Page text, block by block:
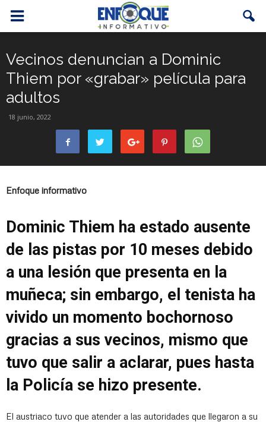
Vecinos denuncian a Dominic
Thiem por «grabar» película para
adultos
18 junio, 2022
Enfoque informativo
Dominic Thiem ha estado ausente
de las pistas por 10 meses debido
a una lesión que presenta en la
muñeca; sin embargo, el tenista ha
vivido un momento bochornoso
gracias a sus vecinos, mismo que
tuvo que salir a aclarar, pues hasta
la Policía se hizo presente.
El austriaco tuvo que atender a las autoridades que llegaron a su